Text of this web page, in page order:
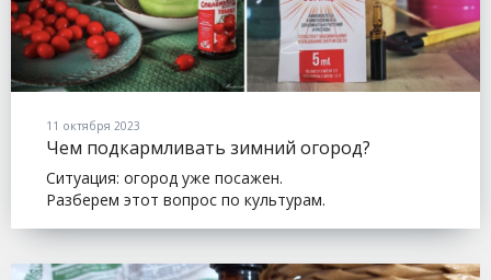
11 октября 2023
Чем подкармливать зимний огород?
Ситуация: огород уже посажен.
Разберем этот вопрос по культурам.